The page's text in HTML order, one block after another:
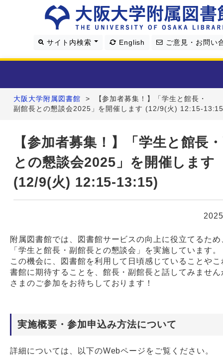
サイト内検索 English ご意見・お問い
利用案内
学習・研究支援
図書館について
Webサービス
大阪大学附属図書館 >
【参加者募集！】「学生と館長・
副館長との懇談会2025」を開催します (12/9(火) 12:15-
【参加者募集！】「学生と館長
との懇談会2025」を開催します
(12/9(火) 12:15-13:15)
附属図書館では、図書館サービスの向上に役立てるた
「学生と館長・副館長との懇談会」を実施しています。
この機会に、図書館を利用して日頃感じていることや
書館に期待することを、館長・副館長と話してみませ
さまのご参加をお待ちしております！
実施概要・参加申込み方法について
詳細については、以下のWebページをご覧ください。